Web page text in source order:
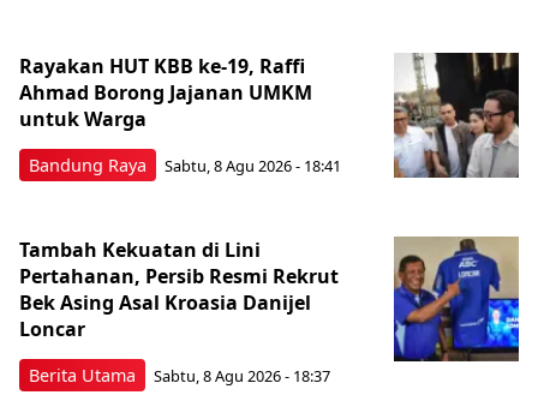
Bandung Raya
Rayakan HUT KBB ke-19, Raffi
Ahmad Borong Jajanan UMKM
untuk Warga
Sabtu, 8 Agu 2026 - 18:41
Berita Utama
Tambah Kekuatan di Lini
Pertahanan, Persib Resmi Rekrut
Bek Asing Asal Kroasia Danijel
Loncar
Sabtu, 8 Agu 2026 - 18:37